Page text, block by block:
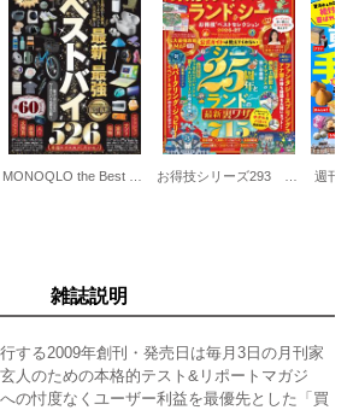
週刊
雑誌説明
する2009年創刊・発売日は毎月3日の月刊家
人のための本格的テスト&リポートマガジ
の忖度なくユーザー利益を最優先とした「買